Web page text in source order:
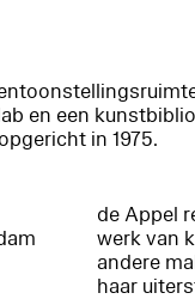
en een
in 1975.
de Appel
werk van
andere
haar